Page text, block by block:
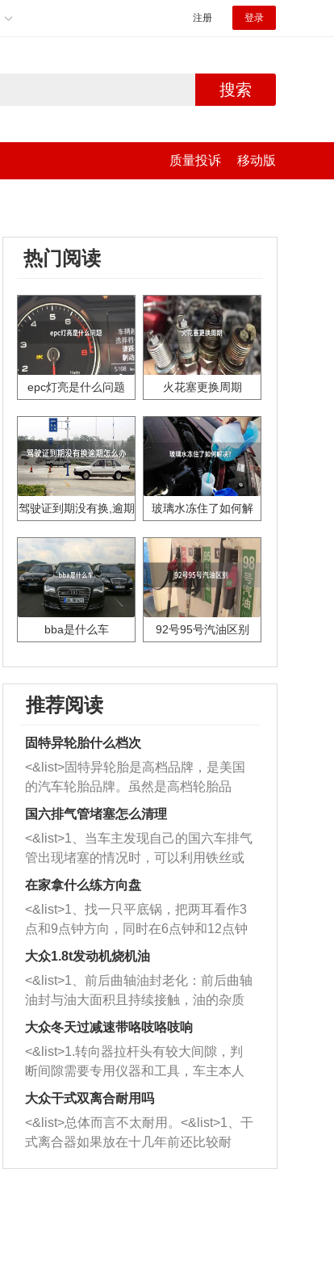
注册 登录
搜索
质量投诉 移动版
热门阅读
epc灯亮是什么问题 火花塞更换周期
驾驶证到期没有换,逾期
玻璃水冻住了如何解
bba是什么车 92号95号汽油区别
推荐阅读
固特异轮胎什么档次
<&list>固特异轮胎是高档品牌，是美国
的汽车轮胎品牌。虽然是高档轮胎品
牌，但是中高低端的轮胎都有生产，这
也是为了更好的开拓市场。
国六排气管堵塞怎么清理
<&list>1、当车主发现自己的国六车排气
管出现堵塞的情况时，可以利用铁丝或
者是细棍，直接将杂物给取出来，如果
堵塞情况比较严重，也可以采取应急措
施。 <&list>2、直接利用木棍将所有的
杂物推到排气管里面的位置处，然后将
三元催化器拆解开，就可以将堵塞的东
西取出来。但如果是因为积碳过多引起
的堵塞，就需要将三元催化器泡在草酸
洗剂对堵塞的情况得到解决，将清洗剂
放在燃油箱中，与燃油混合后，车辆启
动时，就可以和汽油一起进入到燃烧
室，最后形成废气排出，就可以让三元
催化器得到清洗，排气管堵塞的情况就
能够得到解决。
在家拿什么练方向盘
<&list>1、找一只平底锅，把两耳看作3
点和9点钟方向，同时在6点钟和12点钟
方向做一个标记。 <&list>2、双手握住
一圈半的练习，往右同样也要打相同的
圈数。 <&list>3、最后强调要反复练
习，这样就可以形成肌肉记忆，在真实
驾驶车辆时，不需要记忆也能打好方
向。
大众1.8t发动机烧机油
<&list>1、前后曲轴油封老化：前后曲轴
油封与油大面积且持续接触，油的杂质
和发动机内持续温度变化使其密封效果
逐渐减弱，导致渗油或漏油。<&list>2、
活塞间隙过大：积碳会使活塞环与缸体
的间隙扩大，导致机油流入燃烧室中，
造成烧机油。<&list>3、机油粘度。使用
机油粘度过小的话，同样会有烧机油现
象，机油粘度过小具有很好的流动性，
大众冬天过减速带咯吱咯吱响
<&list>1.转向器拉杆头有较大间隙，判
断间隙需要专用仪器和工具，车主本人
无法制作，需要将车辆送到修理厂或4s
店；<&list>2.车辆半轴套管防尘罩破
裂，破裂后会出现漏油现象，使半轴磨
损严重，磨损的半轴容易损坏，产生异
响；<&list>3.稳定器的转向胶套和球头
大众干式双离合耐用吗
<&list>总体而言不太耐用。<&list>1、干
式离合器如果放在十几年前还比较耐